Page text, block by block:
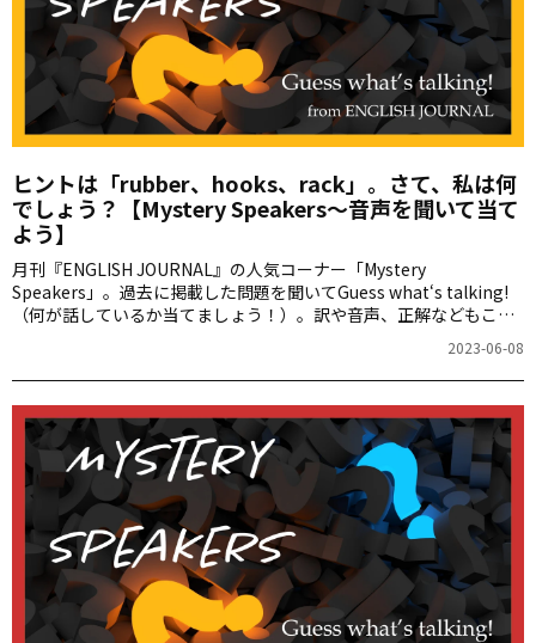
ヒントは「rubber、hooks、rack」。さて、私は何
でしょう？【Mystery Speakers～音声を聞いて当て
よう】
月刊『ENGLISH JOURNAL』の人気コーナー「Mystery
Speakers」。過去に掲載した問題を聞いてGuess what‘s talking!
（何が話しているか当てましょう！）。訳や音声、正解などもこち
2023-06-08